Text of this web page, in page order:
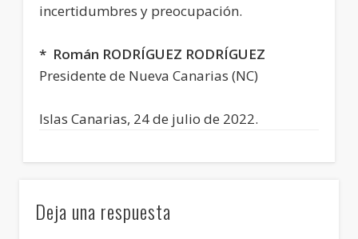
incertidumbres y preocupación.
* Román RODRÍGUEZ RODRÍGUEZ
Presidente de Nueva Canarias (NC)
Islas Canarias, 24 de julio de 2022.
Deja una respuesta